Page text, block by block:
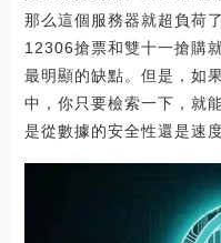
那么這個服務器就超負荷
12306搶票和雙十一搶購
最明顯的缺點。但是，如
中，你只要檢索一下，就
是從數據的安全性還是速